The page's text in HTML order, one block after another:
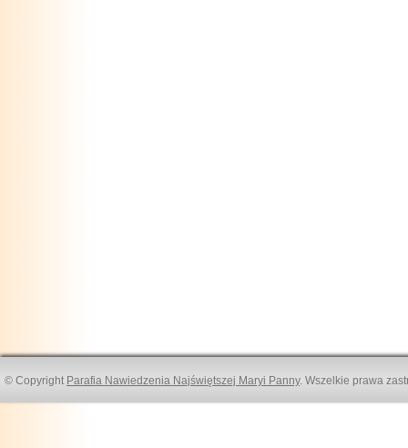
© Copyright Parafia Nawiedzenia Najświętszej Maryi Panny. Wszelkie prawa